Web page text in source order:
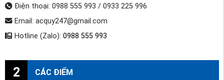
Điện thoại: 0988 555 993 / 0933 225 996
Email: acquy247@gmail.com
Hotline (Zalo): 0988 555 993
2 CÁC ĐIỂM